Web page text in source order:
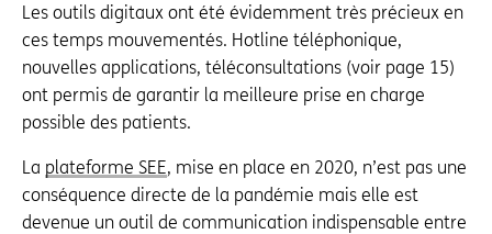
Les outils digitaux ont été évidemment très précieux en
ces temps mouvementés. Hotline téléphonique,
nouvelles applications, téléconsultations (voir page 15)
ont permis de garantir la meilleure prise en charge
possible des patients.
La plateforme SEE, mise en place en 2020, n’est pas une
conséquence directe de la pandémie mais elle est
devenue un outil de communication indispensable entre